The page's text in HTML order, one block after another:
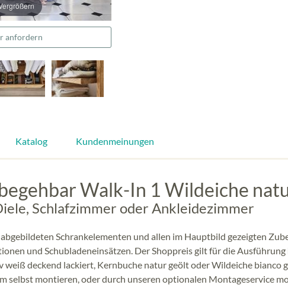
anfordern
Katalog Kundenmeinungen
Walk-In 1 Wildeiche
Schlafzimmer oder Ankleidezimmer
Schrankelementen und allen im Hauptbild gezeigten
und Schubladeneinsätzen. Der Shoppreis gilt für die Ausführung
weiß deckend lackiert, Kernbuche natur geölt oder Wildeiche bianco
selbst montieren, oder durch unseren optionalen Montageservice